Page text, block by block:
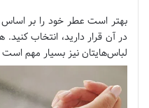
بهتر است عطر خود را بر
در آن قرار دارید، انتخاب
لباس‌هایتان نیز بسیار مهم است